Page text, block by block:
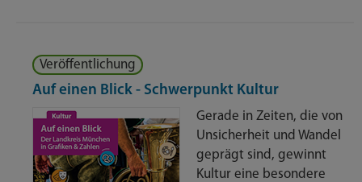
Veröffentlichung
Auf einen Blick - Schwerpunkt Kultur
Gerade in Zeiten, die von
Unsicherheit und Wandel
geprägt sind, gewinnt
Kultur eine besondere